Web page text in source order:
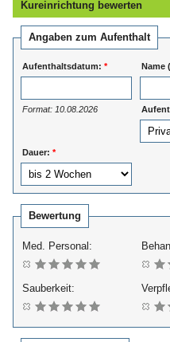
Kureinrichtung bewerten
Angaben zum Aufenthalt
Aufenthaltsdatum: *
Format: 10.08.2026
Name
Dauer: *
Bewertung
Med. Personal:
Sauberkeit: